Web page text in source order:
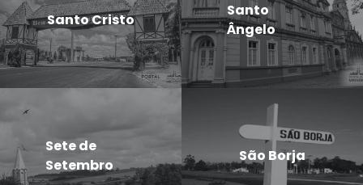
Santo Cristo
Santo
Ângelo
Sete de
Setembro
São Borja